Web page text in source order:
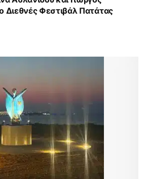
Φεστιβάλ Πατάτας